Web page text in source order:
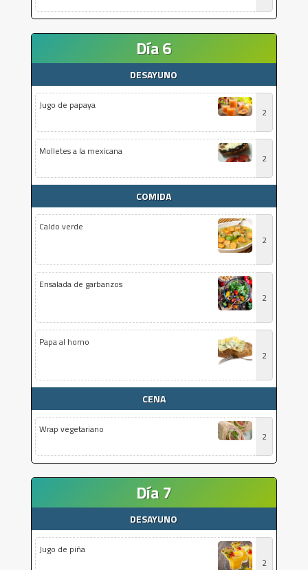
Día 6
DESAYUNO
Jugo de papaya
2
Molletes a la mexicana
2
COMIDA
Caldo verde
2
Ensalada de garbanzos
2
Papa al horno
2
CENA
Wrap vegetariano
2
Día 7
DESAYUNO
Jugo de piña
2